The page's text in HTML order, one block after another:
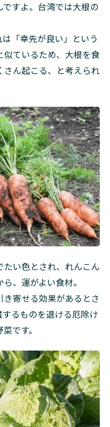
すよ。台湾では大根の
「幸先が良い」という
ているため、大根を食
ん起こる、と考えられ
たい色とされ、れんこん
、運がよい食材。
寄せる効果があるとさ
るものを退ける厄除け
です。